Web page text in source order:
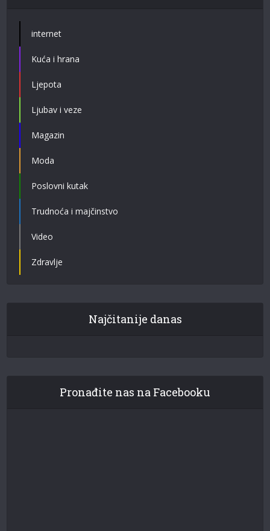
internet
Kuća i hrana
Ljepota
Ljubav i veze
Magazin
Moda
Poslovni kutak
Trudnoća i majčinstvo
Video
Zdravlje
Najčitanije danas
Pronađite nas na Facebooku